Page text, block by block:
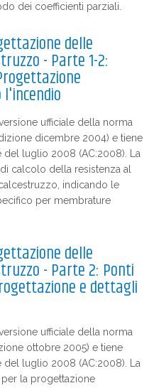
dei coefficienti parziali.
delle
- Parte 1-2:
ufficiale della norma
dicembre 2004) e tiene
luglio 2008 (AC:2008). La
calcolo della resistenza al
indicando le
per membrature
delle
- Parte 2: Ponti
e dettagli
ufficiale della norma
ottobre 2005) e tiene
luglio 2008 (AC:2008). La
la progettazione